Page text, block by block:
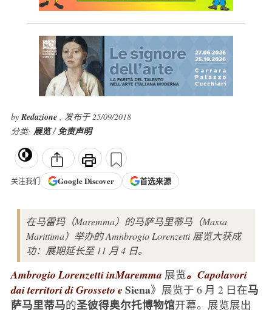
byRedazione , 发布于 25/09/2018
分类: 展览/免责声明
关注我们 GoogleDiscover 首选来源
在马雷玛（Maremma）的马萨马里蒂马（Massa
Marittima）举办的 Amnbrogio Lorenzetti 展览大获成
功：展期延长至 11 月 4 日。
Ambrogio Lorenzetti inMaremma 展览。Capolavori
dai territori di Grosseto e Siena》展览于 6 月 2 日在马
萨马里蒂马的圣彼得奥尔托博物馆开幕。展览展出